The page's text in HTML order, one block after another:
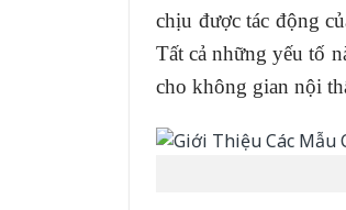
chịu được tác động
Tất cả những yếu tố
cho không gian nội